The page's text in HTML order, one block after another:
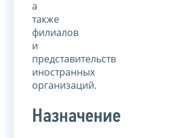
а
также
филиалов
и
представительств
иностранных
организаций.
Назначение